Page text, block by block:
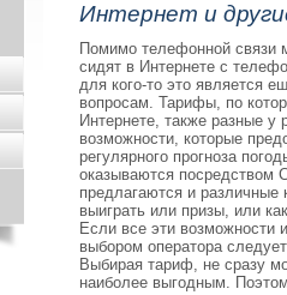
Интернет и
Помимо телефонной связи
сидят в Интернете с
для кого-то это является
вопросам. Тарифы, по
Интернете, также разные у
возможности, которые
регулярного прогноза
оказываются посредством
предлагаются и различные
выиграть или призы, или
Если все эти возможности
выбором оператора
Выбирая тариф, не сразу
наиболее выгодным.